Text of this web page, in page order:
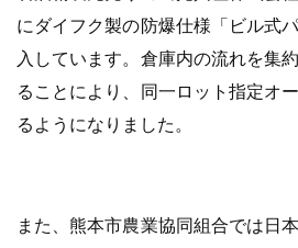
にダイフク製の防爆仕様「ビル式
入しています。倉庫内の流れを集
ることにより、同一ロット指定オ
るようになりました。
また、熊本市農業協同組合では日